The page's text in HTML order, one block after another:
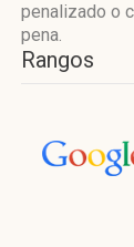
penalizado o
pena.
Rangos